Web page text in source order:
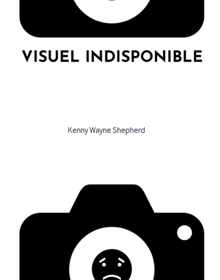
Kenny Wayne Shepherd